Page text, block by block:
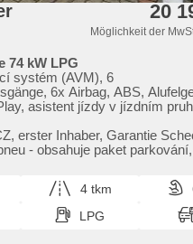
20
Möglichkeit der
74 kW LPG
systém (AVM), 6
6x Airbag, ABS,
asistent jízdy v jízdním
mobilních telefonů,
startování, Bluetooth,
El. Seitenscheiben, El.
ruční brzda, hands free,
isofix, LED denní
erster Inhaber,​ Garantie
​- obsahuje paket parkování,​
4 tkm
LPG